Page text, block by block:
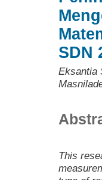
SDN
Eksantia
This